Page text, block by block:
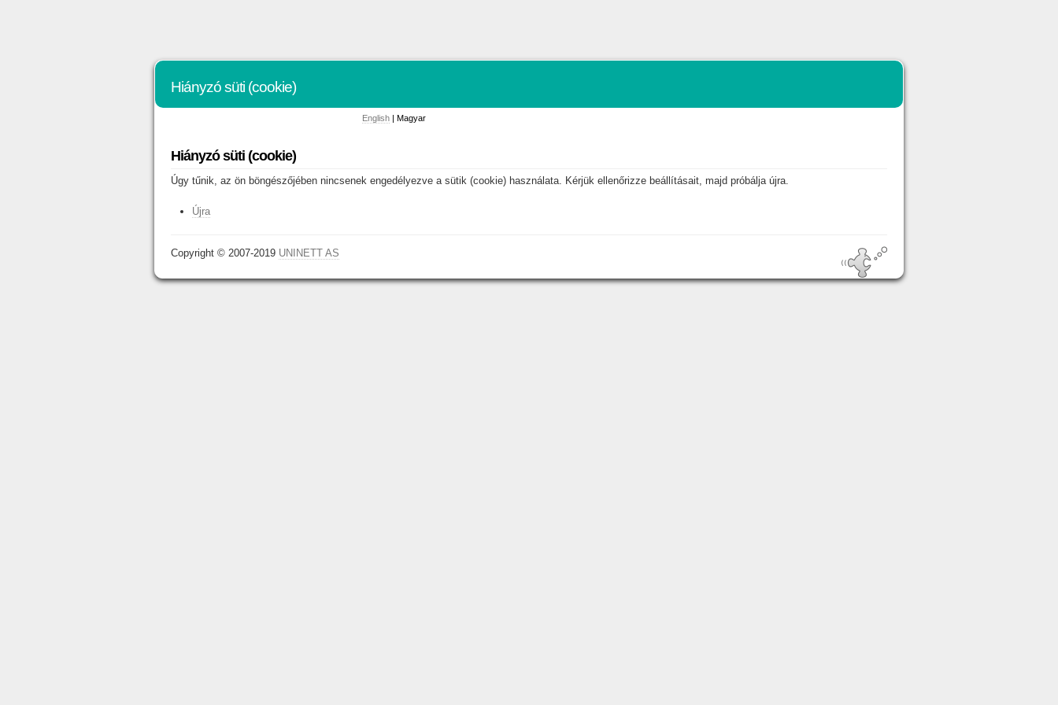
Hiányzó süti (cookie)
English| Magyar
Hiányzó süti (cookie)
Úgy tűnik, az ön böngészőjében nincsenek engedélyezve a sütik (cookie) használata. Kérjük ellenőrizze beállításait, majd próbálja újra.
Újra
Copyright © 2007-2019 UNINETT AS